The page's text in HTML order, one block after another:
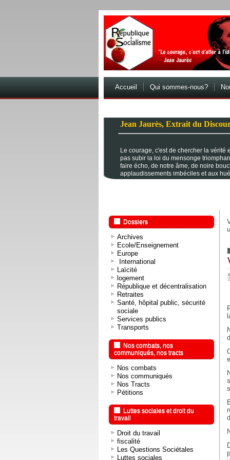
Jean Jaurès, Extrait du
Le courage, c'est de chercher la vérité
pas subir la loi du mensonge
faire écho, de notre âme, de noire
applaudissements imbéciles et aux
Accueil Qui sommes-nous?
Dossiers
Archives
Ecole/Enseignement
Europe
International
Laïcité
logement
République et décentralisation
Retraites
Santé, hôpital public, sécurité
sociale
Services publics
Transports
Nos combats, nos
communiqués, nos tracts
Nos combats
Nos communiqués
Nos Tracts
Pétitions
Luttes sociales et droit du
travail
Droit du travail
fiscalité
Les Questions Sociétales
Luttes sociales